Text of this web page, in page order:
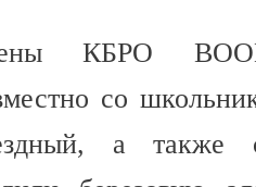
КБРО ВООВ
со
а также